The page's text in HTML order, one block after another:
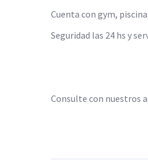
Cuenta con gym,
Seguridad las 24 hs y
Consulte con nuestros